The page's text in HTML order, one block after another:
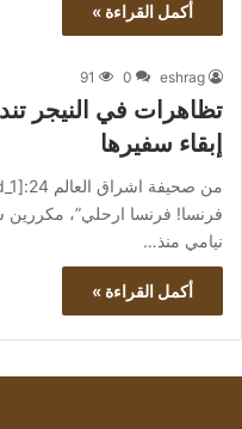
أكمل القراءة »
eshrag
0
91
تظاهرات في النيجر
إبقاء سفيرها
فرنسا! فرنسا ارحلي”،
نيامي منذ…
أكمل القراءة »